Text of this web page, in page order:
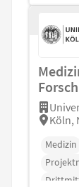
Köln,
Medizin